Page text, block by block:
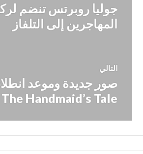
المقالات
المقالة
السابقة:
جوليا روبرتس تنضم
المهاجرين إلى التلفاز
التالي
المقالة
التالية:
صور جديدة وموعد
The Handmaid’s Tale